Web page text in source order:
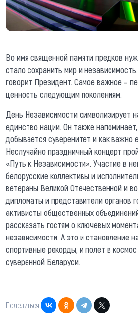
Во имя священной памяти предков
стало сохранить мир и
говорит Президент. Самое важное –
ценность следующим поколениям.
День Независимости символизирует
единство нации. Он также
добывается суверенитет и как важно
Неслучайно праздничный концерт
«Путь к Независимости». Участие в
белорусские коллективы и
ветераны Великой Отечественной и
дипломаты и представители органов
активисты общественных
рассказать гостям о ключевых
независимости. А это и становление
спортивные рекорды, и полет в
суверенной Беларуси.
Поделиться: